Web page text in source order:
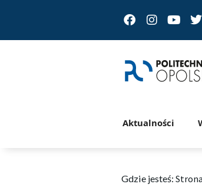
FacebookInstagram
Aktualności
Gdzie jesteś: